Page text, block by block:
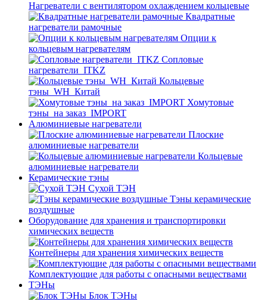
Нагреватели с вентилятором охлаждением кольцевые
Квадратные
нагреватели рамочные
Опции к
кольцевым нагревателям
Cопловые
нагреватели_ITKZ
Кольцевые
тэны_WH_Китай
Хомутовые
тэны_на заказ_IMPORT
Алюминиевые нагреватели
Плоские
алюминиевые нагреватели
Кольцевые
алюминиевые нагреватели
Керамические тэны
Сухой ТЭН
Тэны керамические
воздушные
Оборудование для хранения и транспортировки
химических веществ
Контейнеры для хранения химических веществ
Комплектующие для работы с опасными веществами
ТЭНы
Блок ТЭНы